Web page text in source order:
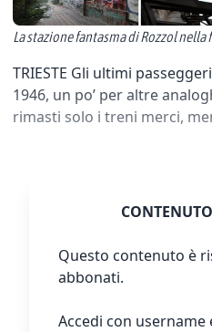
La stazione fantasma di Rozzol
TRIESTE Gli ultimi
1946, un po’ per altre
rimasti solo i treni merci,
Questo contenuto è
abbonati.
Accedi con username